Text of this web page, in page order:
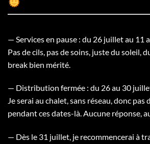
— Services en pause : du 26 juillet au 11
Pas de cils, pas de soins, juste du soleil,
break bien mérité.
— Distribution fermée : du 26 au 30
Je serai au chalet, sans réseau, donc
pendant ces dates-là. Aucune réponse,
— Dès le 31 juillet, je recommencerai à